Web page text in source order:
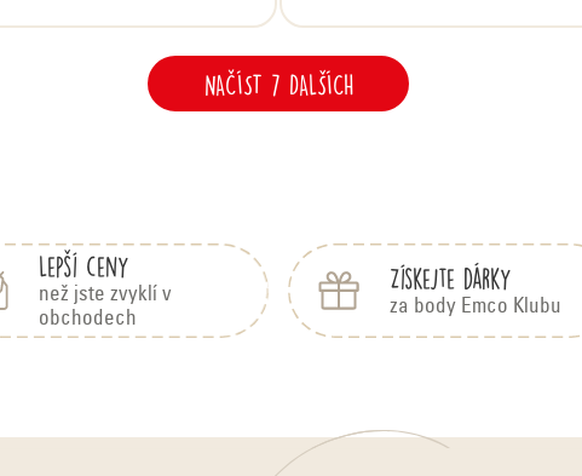
O
d
p
NAČÍST 7 DALŠÍCH
Lepší ceny
než jste zvyklí v
obchodech
Získejte dárky
za body Emco Klubu